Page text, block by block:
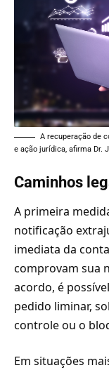
A recuperação de
e ação jurídica, afirma Dr.
Caminhos
A primeira
notificação
imediata da
comprovam sua
acordo, é
pedido liminar,
controle ou o
Em situações